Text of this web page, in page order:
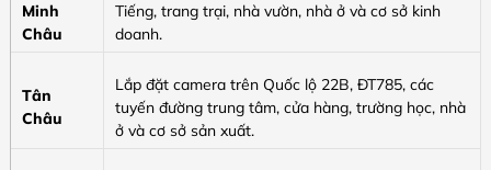
Minh
Châu
Tiếng, trang trại, nhà vườn, nhà ở và cơ sở kinh
doanh.
Tân
Châu
Lắp đặt camera trên Quốc lộ 22B, ĐT785, các
tuyến đường trung tâm, cửa hàng, trường học, nhà
ở và cơ sở sản xuất.